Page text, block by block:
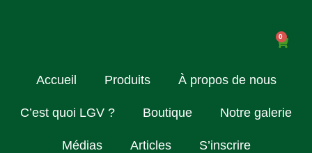
0
Accueil Produits À propos de nous
C’est quoi LGV ? Boutique Notre galerie
Médias Articles S’inscrire